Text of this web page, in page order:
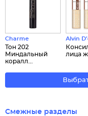
Charme
Тон 202
Миндальный
коралл...
Alvin
лица
Смежные разделы